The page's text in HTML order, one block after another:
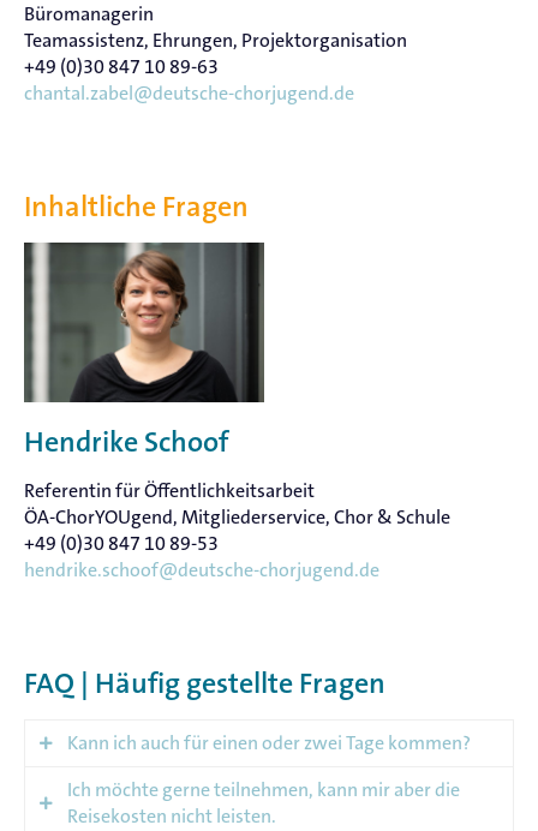
Büromanagerin
Teamassistenz, Ehrungen, Projektorganisation
+49 (0)30 847 10 89-63
chantal.zabel@deutsche-chorjugend.de
Inhaltliche Fragen
Hendrike Schoof
Referentin für Öffentlichkeitsarbeit
ÖA-ChorYOUgend, Mitgliederservice, Chor & Schule
+49 (0)30 847 10 89-53
hendrike.schoof@deutsche-chorjugend.de
FAQ | Häufig gestellte Fragen
Kann ich auch für einen oder zwei Tage kommen?
Klar! Gib einfach die Anzahl deiner Übernachtungen
Ich möchte gerne teilnehmen, kann mir aber die
Reisekosten nicht leisten.